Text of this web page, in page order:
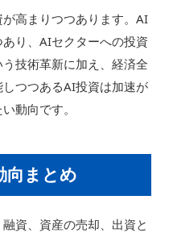
高まりつつあります。AI
り、AIセクターへの投資
技術革新に加え、経済全
つつあるAI投資は加速が
動向です。
向まとめ
資、資産の売却、出資と